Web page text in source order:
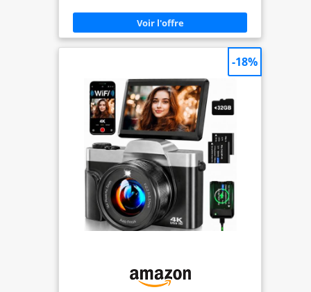
Grâce au zoom numérique 20X, vous pouvez
facilement photographier des paysages lointains
ainsi que les moindres détails, ce qui en fait un
choix idéal pour les créateurs de contenu sur
Fonction Webcam】Équipé du WiFi intégré et de
l'application « Viipulse » pour iOS et Android, cet
appareil photo permet de transférer photos et
vidéos vers votre smartphone en quelques
secondes pour un partage instantané sur les
réseaux sociaux. Grâce à une connexion USB à un
ordinateur, il peut également être utilisé comme
webcam HD, idéale pour les appels vidéo, les
diffusions en direct, les réunions en ligne et les
cours à distance 【Écran Rabattable 3,5" à 180° et
Autofocus Précis】L’écran rabattable de 3,5
pouces à 180° de l’appareil photo numérique 8K
vous permet de visualiser votre cadrage en temps
réel, facilitant ainsi la composition de vos selfies et
vlogs. L’autofocus haute vitesse verrouille le sujet
en quelques millisecondes et garantit une mise au
point nette et stable, même lorsque le sujet est en
davantage de détails, des couleurs plus réalistes et
une qualité d'image supérieure à celle des
-18%